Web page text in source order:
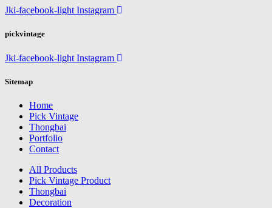
Jki-facebook-light Instagram
pickvintage
Jki-facebook-light Instagram
Sitemap
Home
Pick Vintage
Thongbai
Portfolio
Contact
All Products
Pick Vintage Product
Thongbai
Decoration